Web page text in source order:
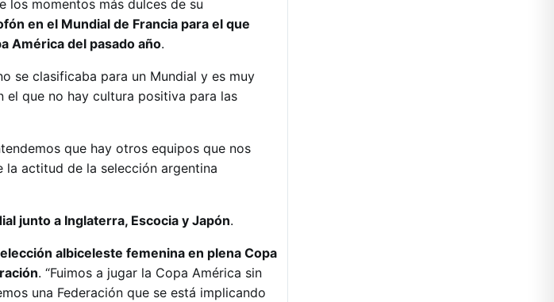
los momentos más dulces de su
en el Mundial de Francia para el que
América del pasado año.
se clasificaba para un Mundial y es muy
el que no hay cultura positiva para las
que hay otros equipos que nos
actitud de la selección argentina
junto a Inglaterra, Escocia y Japón.
albiceleste femenina en plena Copa
. “Fuimos a jugar la Copa América sin
una Federación que se está implicando